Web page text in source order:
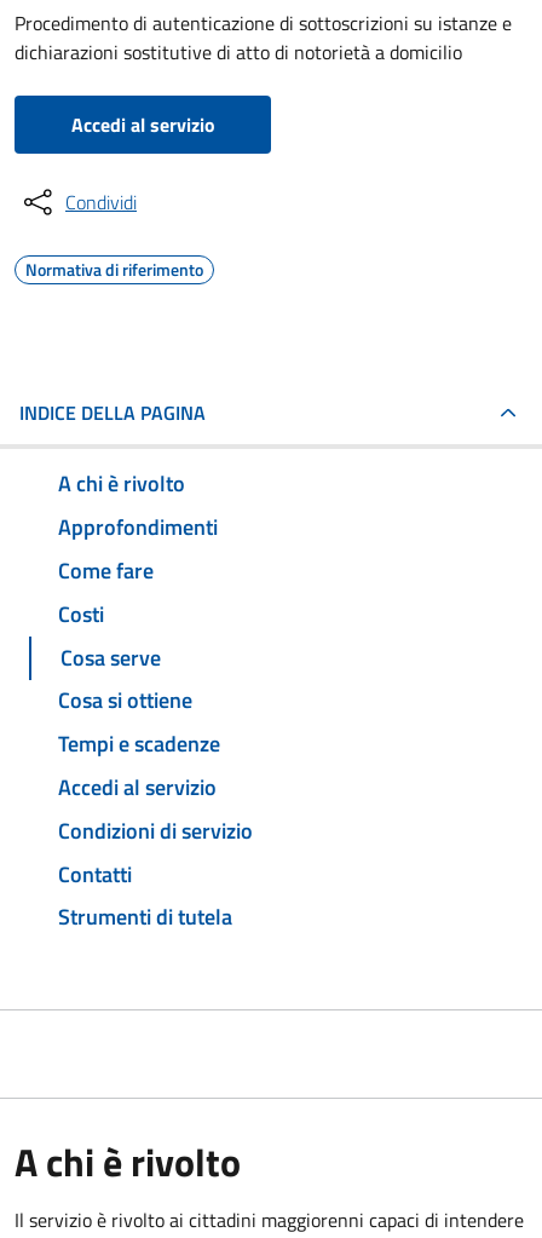
Procedimento di autenticazione di sottoscrizioni su istanze e
dichiarazioni sostitutive di atto di notorietà a domicilio
Accedi al servizio
Condividi
Normativa di riferimento
INDICE DELLA PAGINA
A chi è rivolto
Approfondimenti
Come fare
Costi
Cosa serve
Cosa si ottiene
Tempi e scadenze
Accedi al servizio
Condizioni di servizio
Contatti
Strumenti di tutela
A chi è rivolto
Il servizio è rivolto ai cittadini maggiorenni capaci di intendere